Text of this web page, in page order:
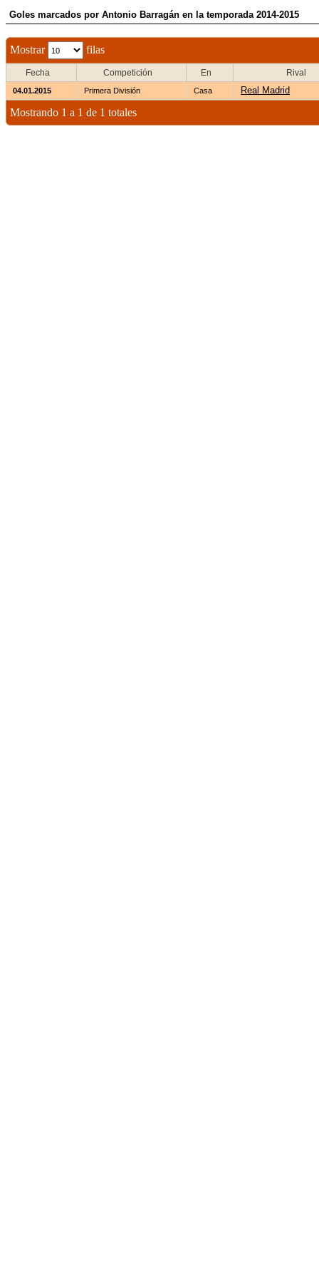
Goles marcados por Antonio Barragán en la temporada 2014-2015
Mostrar filas
Fecha Competición En Rival
04.01.2015 Primera División Casa Real Madrid
Mostrando 1 a 1 de 1 totales